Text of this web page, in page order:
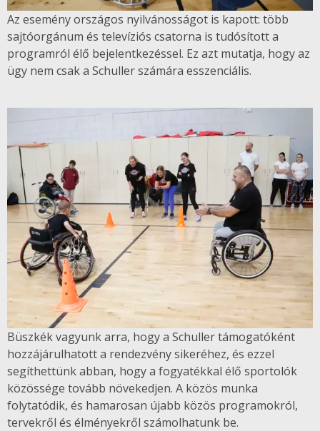
Az esemény országos nyilvánosságot is kapott: több
sajtóorgánum és televíziós csatorna is tudósított a
programról élő bejelentkezéssel. Ez azt mutatja, hogy az
ügy nem csak a Schuller számára esszenciális.
Büszkék vagyunk arra, hogy a Schuller támogatóként
hozzájárulhatott a rendezvény sikeréhez, és ezzel
segíthettünk abban, hogy a fogyatékkal élő sportolók
közössége tovább növekedjen. A közös munka
folytatódik, és hamarosan újabb közös programokról,
tervekről és élményekről számolhatunk be.